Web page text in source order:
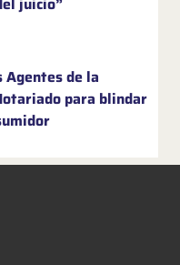
de la
para blindar